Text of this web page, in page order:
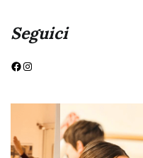
Seguici
Facebook